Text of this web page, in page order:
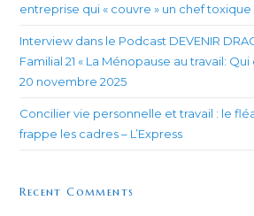
entreprise qui « couvre » un chef toxique
Interview dans le Podcast DEVENIR
Familial 21 « La Ménopause au travail:
20 novembre 2025
Concilier vie personnelle et travail : le
frappe les cadres – L’Express
Recent Comments